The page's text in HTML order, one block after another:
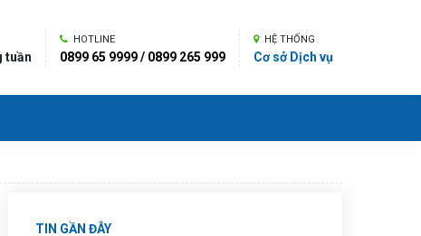
tuần
HOTLINE
0899 65 9999 / 0899 265 999
HỆ THỐNG
Cơ sở Dịch vụ
TIN GẦN ĐÂY